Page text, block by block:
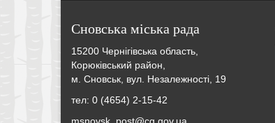
Сновська міська рада
15200 Чернігівська область,
Корюківський район,
м. Сновськ, вул. Незалежності, 19
тел: 0 (4654) 2-15-42